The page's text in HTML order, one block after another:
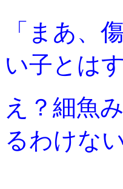
「まあ、
い子とは
え？細魚
るわけな